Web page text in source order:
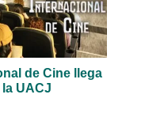
de Cine llega
UACJ